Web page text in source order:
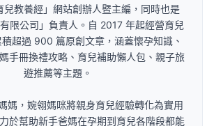
遊推薦等主題。
媽，婉翎媽咪將親身育兒經驗轉化為實用
於幫助新手爸媽在孕期到育兒各階段都能
整的資訊支援。文章內容不僅涵蓋政府最
戲、DIY 玩具教學等親子互動內容。